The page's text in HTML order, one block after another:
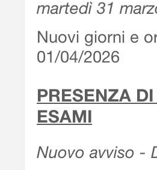
martedì 31
Nuovi giorni e
01/04/2026
PRESENZA
ESAMI
Nuovo avviso -